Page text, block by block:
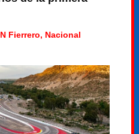
Fierrero, Nacional